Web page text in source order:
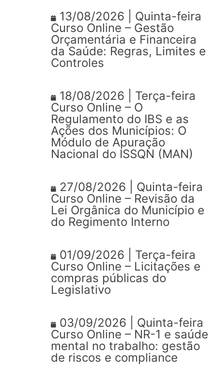
13/08/2026 | Quinta-feira
Curso Online – Gestão
Orçamentária e Financeira
da Saúde: Regras, Limites e
Controles
18/08/2026 | Terça-feira
Curso Online – O
Regulamento do IBS e as
Ações dos Municípios: O
Módulo de Apuração
Nacional do ISSQN (MAN)
27/08/2026 | Quinta-feira
Curso Online – Revisão da
Lei Orgânica do Município e
do Regimento Interno
01/09/2026 | Terça-feira
Curso Online – Licitações e
compras públicas do
Legislativo
03/09/2026 | Quinta-feira
Curso Online – NR-1 e saúde
mental no trabalho: gestão
de riscos e compliance